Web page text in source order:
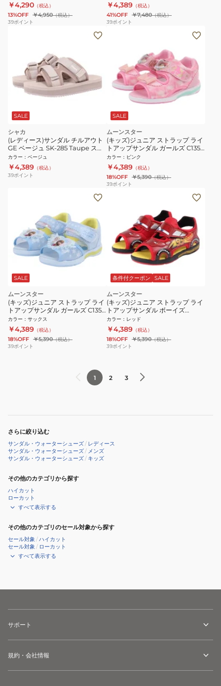
￥4,290 （税込）
13%OFF ￥4,950（税込）
39ポイント
￥4,389 （税込）
41%OFF ￥7,480（税込）
39ポイント
SALE
シャカ
(レディース)サンダル チルアウト
GE ベージュ SK-285 Taupe スト
ラップサンダル 面ファスナー タ
ウン 日常履き レジャー シンプル
カラー ： ベージュ
￥4,389 （税込）
39ポイント
SALE
ムーンスター
(キッズ)ジュニア ストラップ ライ
トアップサンダル ガールズ C1354
ディズニー アリエル 12186304
25S2
カラー ： ピンク
￥4,389 （税込）
18%OFF ￥5,390（税込）
39ポイント
SALE
ムーンスター
(キッズ)ジュニア ストラップ ライ
トアップサンダル ガールズ C1355
ディズニー アナと雪の女王
12186319 25S2
カラー ： サックス
￥4,389 （税込）
18%OFF ￥5,390（税込）
39ポイント
条件付クーポン SALE
ムーンスター
(キッズ)ジュニア ストラップ ライ
トアップサンダル ボーイズ
C13556 ディズニー カーズ
12186322 25S2
カラー ： レッド
￥4,389 （税込）
18%OFF ￥5,390（税込）
39ポイント
1 2 3
さらに絞り込む
サンダル・ウォーターシューズ/ レディース
サンダル・ウォーターシューズ/ メンズ
サンダル・ウォーターシューズ/ キッズ
その他のカテゴリから探す
ハイカット
ローカット
すべて表示する
その他のカテゴリのセール対象から探す
セール対象 /ハイカット
セール対象 / ローカット
すべて表示する
サポート
規約・会社情報